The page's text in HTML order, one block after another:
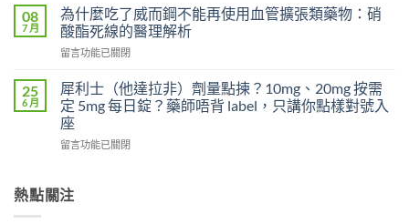
了
沒
效
別
著
怪
藥，
先
這
5
感
覺，
什
換
每
日
利
反
人
40
歲
後
夠
硬？
使
用
威
效
08
7 月
為什麼吃了威而鋼不能再使用血管擴張類藥物：硝
酸酯死線的醫理解析
在
什
麼
吃
了
威
不
能
留言功能已關閉
25
6 月
犀利士（他達拉非）劑量點揀？10mg、20mg 按需
定 5mg 每日錠？藥師唔背 label，只講你點樣對號入
座
在
士
（他
留言功能已關閉
熱點關注